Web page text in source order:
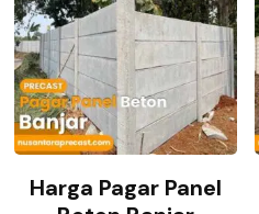
Harga Pagar Panel